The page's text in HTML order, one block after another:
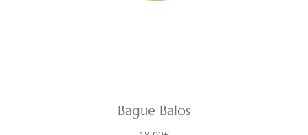
Bague Balos